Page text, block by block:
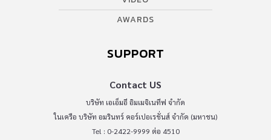
AWARDS
SUPPORT
Contact US
บริษัท เอเอ็มอี อิมเมจิเนทีฟ จำกัด
ในเครือ บริษัท อมรินทร์ คอร์เปอเรชั่นส์ จำกัด (มหาชน)
Tel : 0-2422-9999 ต่อ 4510